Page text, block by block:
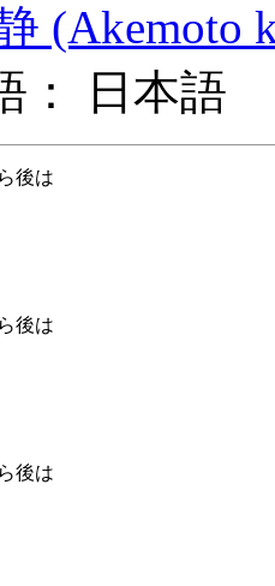
(Akemoto
日本語
後は
後は
後は